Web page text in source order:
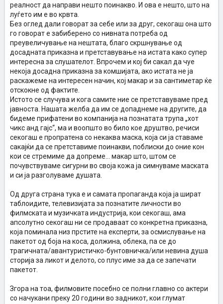
реалност да направи нешто поинакво. И ова е нешто, што на
луѓето им е во крвта.
Без оглед дали говорат за себе или за друг, секогаш она што
го говорат е забиберено со нивната потреба од
преувеличување на нештата, благо скршнување од
досадната приказна и претставување на истата како супер
интересна за слушателот. Впрочем и кој би сакал да чуе
некоја досадна приказна за комшијата, ако истата не ја
раскажеме на интересен начин, кој макар и за сантиметар ќе
отскокне од фактите.
Истото се случува и кога самите ние се претставуваме пред
јавноста. Нашата желба да им се допаднеме на другите, да
бидеме прифатени во компанија на познатата трупа „хот
чикс анд гајс“, ма и воопшто во било кое друштво, речиси
секогаш е пропратена со некаква маска, која си ја ставаме
сакајќи да се претставиме поинакви, поблиски до оние кон
кои се стремиме да допреме... макар што, штом се
почувствуваме сигурни во своја кожа ја симнуваме маската
и си ја разголуваме душата.
Од друга страна тука е и самата пропаганда која ја шират
таблоидите, телевизијата за познатите личности во
филмската и музичката индустрија, кои секогаш, ама
апсолутно секогаш ни се продаваат со конкретна приказна,
која поминала низ прстите на експерти, за осмислување на
пакетот од боја на коса, должина, облека, па се до
трагичната/авантуристичко-бунтовничка/или невина душа
сторија за ликот и делото, со плус име за да се запечати
пакетот.
Згора на тоа, филмовите посебно се полни главно со актери
со начукани преку 20 години во задникот, кои глумат